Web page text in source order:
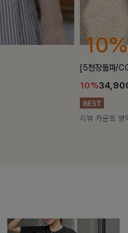
18%
켄픈배색 스트
18%
리뷰 카운트 영